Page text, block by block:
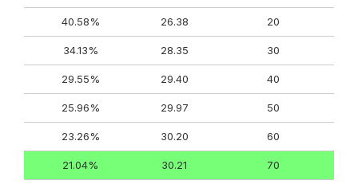
20
26.38
40.58%
30
28.35
34.13%
40
29.40
29.55%
50
29.97
25.96%
60
30.20
23.26%
70
30.21
21.04%